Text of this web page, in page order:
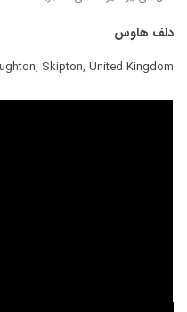
دلف هاوس
Skipton, United Kingdom